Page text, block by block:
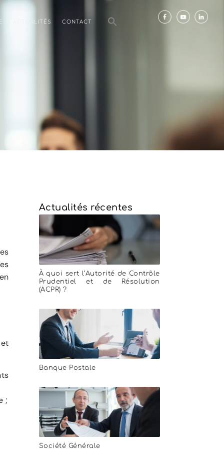
ACTUALITÉS CONTACT
;
Actualités récentes
À quoi sert l’Autorité de Contrôle
Prudentiel et de Résolution
(ACPR) ?
Banque Postale
Société Générale